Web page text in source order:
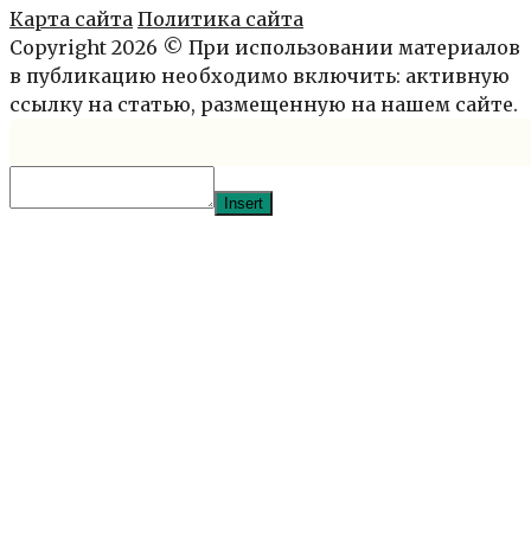
Карта сайта Политика сайта
Copyright 2026 © При использовании материалов
в публикацию необходимо включить: активную
ссылку на статью, размещенную на нашем сайте.
Insert